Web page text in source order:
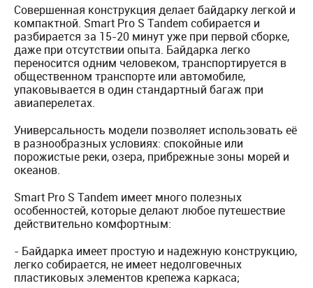
Совершенная конструкция делает байдарку легкой и
компактной. Smart Pro S Tandem собирается и
разбирается за 15-20 минут уже при первой сборке,
даже при отсутствии опыта. Байдарка легко
переносится одним человеком, транспортируется в
общественном транспорте или автомобиле,
упаковывается в один стандартный багаж при
авиаперелетах.
Универсальность модели позволяет использовать её
в разнообразных условиях: спокойные или
порожистые реки, озера, прибрежные зоны морей и
океанов.
Smart Pro S Tandem имеет много полезных
особенностей, которые делают любое путешествие
действительно комфортным:
- Байдарка имеет простую и надежную конструкцию,
легко собирается, не имеет недолговечных
пластиковых элементов крепежа каркаса;